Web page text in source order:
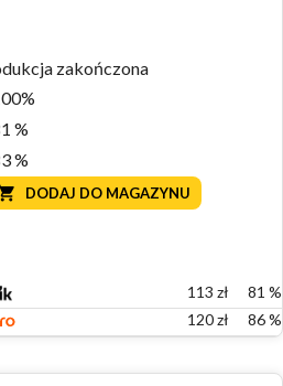
zakończona
%
%
DODAJ DO MAGAZYNU
113 zł 81 %
120zł 86%